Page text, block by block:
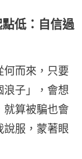
低：自信過
何而來，只要
浪子」，會想
就算被騙也會
說服，蒙著眼